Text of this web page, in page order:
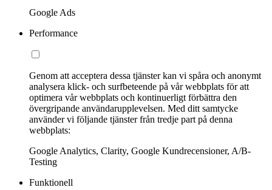
Google Ads
Performance
Genom att acceptera dessa tjänster kan vi spåra och anonymt
analysera klick- och surfbeteende på vår webbplats för att
optimera vår webbplats och kontinuerligt förbättra den
övergripande användarupplevelsen. Med ditt samtycke
använder vi följande tjänster från tredje part på denna
webbplats:
Google Analytics, Clarity, Google Kundrecensioner, A/B-
Testing
Funktionell